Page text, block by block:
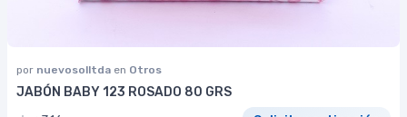
por nuevosolltda en Otros
JABÓN BABY 123 ROSADO 80 GRS